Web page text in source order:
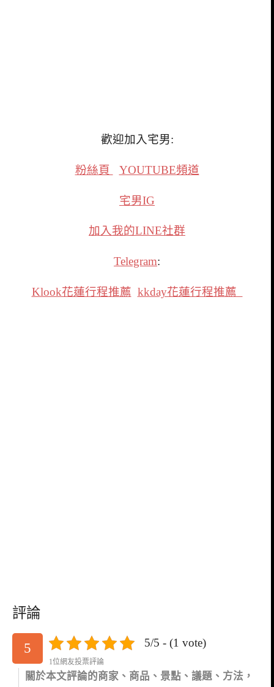
歡迎加入宅男:
粉絲頁 YOUTUBE頻道
宅男IG
加入我的LINE社群
Telegram:
Klook花蓮行程推薦 kkday花蓮行程推薦
評論
5 5/5 - (1 vote)
1位網友投票評論
關於本文評論的商家、商品、景點、議題、方法，